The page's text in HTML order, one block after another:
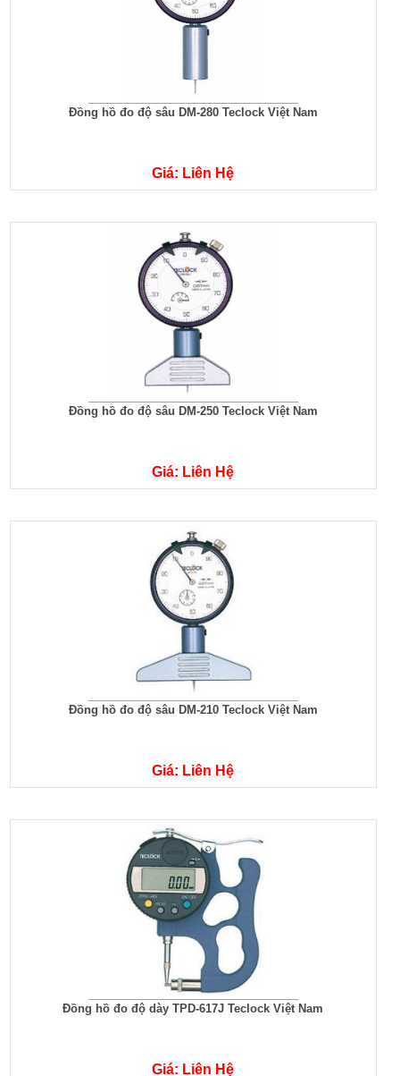
Đồng hồ đo độ sâu DM-280 Teclock Việt Nam
Giá: Liên Hệ
Đồng hồ đo độ sâu DM-250 Teclock Việt Nam
Giá: Liên Hệ
Đồng hồ đo độ sâu DM-210 Teclock Việt Nam
Giá: Liên Hệ
Đồng hồ đo độ dày TPD-617J Teclock Việt Nam
Giá: Liên Hệ